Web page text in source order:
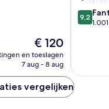
De
prijs
is
€ 120
en toeslagen
7 aug - 8 aug
Florence
9.2
van
9,2
vergelijken